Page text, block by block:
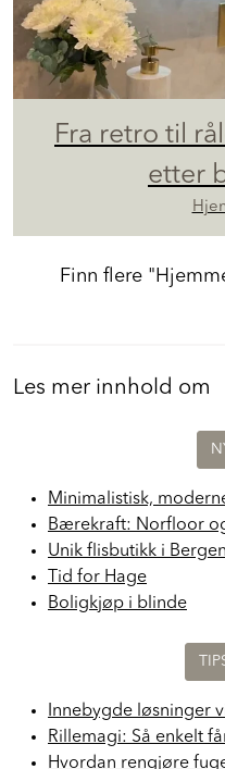
Fra retro til
etter
Finn flere
Les mer innhold om
Minimalistisk,
Bærekraft: Norfloor
Unik flisbutikk i Bergen
Tid for Hage
Boligkjøp i blinde
Innebygde løsninger
Rillemagi: Så enkelt
Hvordan rengjøre